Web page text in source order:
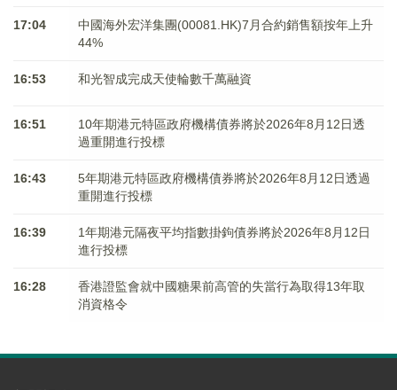
17:04
中國海外宏洋集團(00081.HK)7月合約銷售額按年上升
44%
16:53 和光智成完成天使輪數千萬融資
16:51
10年期港元特區政府機構債券將於2026年8月12日透
過重開進行投標
16:43
5年期港元特區政府機構債券將於2026年8月12日透過
重開進行投標
16:39
1年期港元隔夜平均指數掛鉤債券將於2026年8月12日
進行投標
16:28
香港證監會就中國糖果前高管的失當行為取得13年取
消資格令